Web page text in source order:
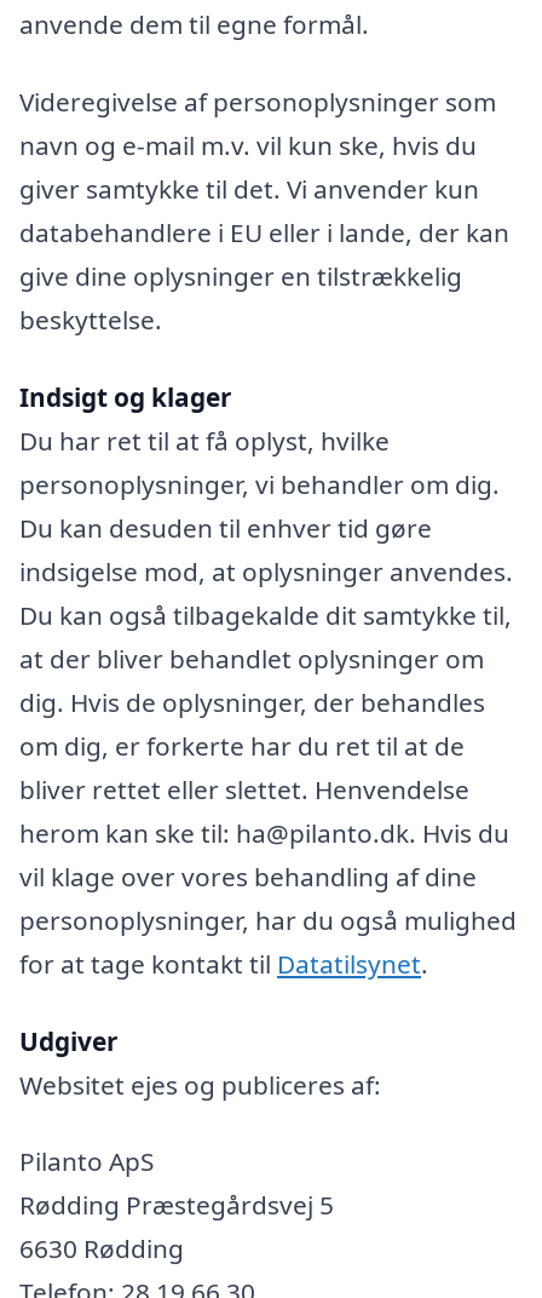
anvende dem til egne formål.
Videregivelse af personoplysninger som
navn og e-mail m.v. vil kun ske, hvis du
giver samtykke til det. Vi anvender kun
databehandlere i EU eller i lande, der kan
give dine oplysninger en tilstrækkelig
beskyttelse.
Indsigt og klager
Du har ret til at få oplyst, hvilke
personoplysninger, vi behandler om dig.
Du kan desuden til enhver tid gøre
indsigelse mod, at oplysninger anvendes.
Du kan også tilbagekalde dit samtykke til,
at der bliver behandlet oplysninger om
dig. Hvis de oplysninger, der behandles
om dig, er forkerte har du ret til at de
bliver rettet eller slettet. Henvendelse
herom kan ske til: ha@pilanto.dk. Hvis du
vil klage over vores behandling af dine
personoplysninger, har du også mulighed
for at tage kontakt til Datatilsynet.
Udgiver
Websitet ejes og publiceres af:
Pilanto ApS
Rødding Præstegårdsvej 5
6630 Rødding